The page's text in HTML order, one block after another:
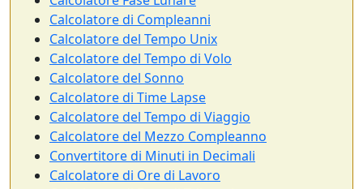
Calcolatore di Compleanni
Calcolatore del Tempo Unix
Calcolatore del Tempo di Volo
Calcolatore del Sonno
Calcolatore di Time Lapse
Calcolatore del Tempo di Viaggio
Calcolatore del Mezzo Compleanno
Convertitore di Minuti in Decimali
Calcolatore di Ore di Lavoro